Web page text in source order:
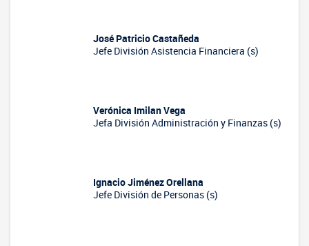
José Patricio Castañeda
Jefe División Asistencia Financiera (s)
Verónica Imilan Vega
Jefa División Administración y Finanzas (s)
Ignacio Jiménez Orellana
Jefe División de Personas (s)